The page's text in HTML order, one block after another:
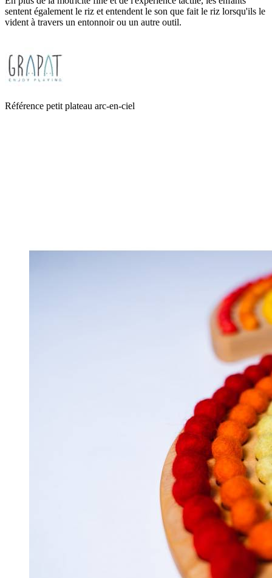
sentent également le riz et entendent le son que fait le riz lorsqu'ils le
vident à travers un entonnoir ou un autre outil.
Référence petit plateau arc-en-ciel